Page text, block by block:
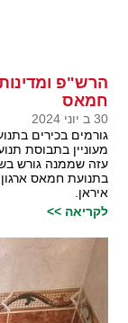
הרש"פ
חמאס
30 ב יוני 2024
גורמים בכירים
מעוניין בתבוסת
בתנועת חמאס
איראן.
לקריאה >>